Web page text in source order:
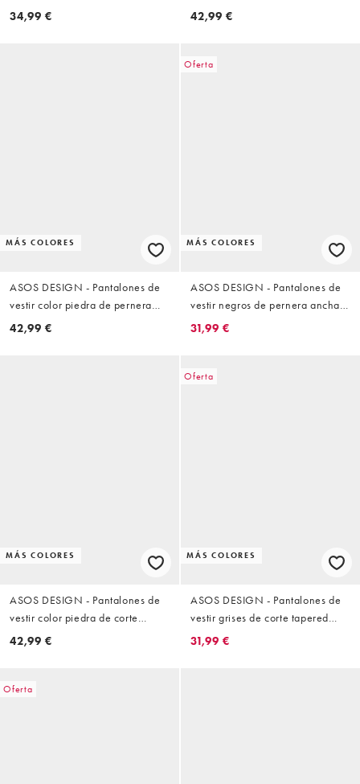
tapered holgado con pinzas
34,99 €
suelta con pinzas dobles
42,99 €
MÁS COLORES
ASOS DESIGN - Pantalones de
vestir color piedra de pernera
barrel
42,99 €
Oferta
MÁS COLORES
ASOS DESIGN - Pantalones de
vestir negros de pernera ancha
con cinturilla elástica FlexMax™
31,99 €
MÁS COLORES
ASOS DESIGN - Pantalones de
vestir color piedra de corte
tapered extragrande con pinzas
42,99 €
Oferta
MÁS COLORES
ASOS DESIGN - Pantalones de
vestir grises de corte tapered
extragrande de sarga
31,99 €
Oferta